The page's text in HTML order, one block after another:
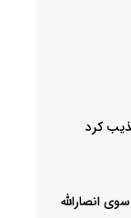
کرد
انصارالله